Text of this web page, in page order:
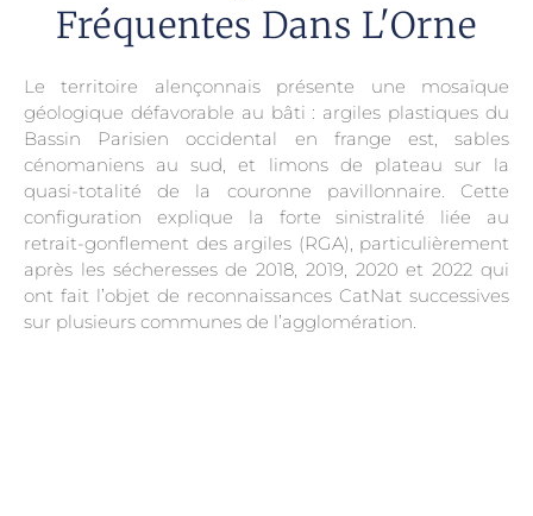
Fréquentes Dans L'Orne
Le territoire alençonnais présente une mosaïque
géologique défavorable au bâti : argiles plastiques du
Bassin Parisien occidental en frange est, sables
cénomaniens au sud, et limons de plateau sur la
quasi-totalité de la couronne pavillonnaire. Cette
configuration explique la forte sinistralité liée au
retrait-gonflement des argiles (RGA), particulièrement
après les sécheresses de 2018, 2019, 2020 et 2022 qui
ont fait l’objet de reconnaissances CatNat successives
sur plusieurs communes de l’agglomération.